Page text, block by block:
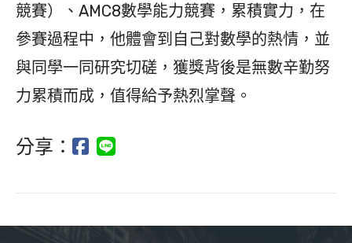
競賽）、AMC8數學能力競賽，累積實力，在
參賽過程中，他體會到自己對數學的熱情，並
與同學一同研究切磋，獲獎背後是無數辛勤努
力累積而成，值得給予熱烈掌聲。
分享：